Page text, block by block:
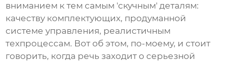
вниманием к тем самым 'скучным' деталям:
качеству комплектующих, продуманной
системе управления, реалистичным
техпроцессам. Вот об этом, по-моему, и стоит
говорить, когда речь заходит о серьезной